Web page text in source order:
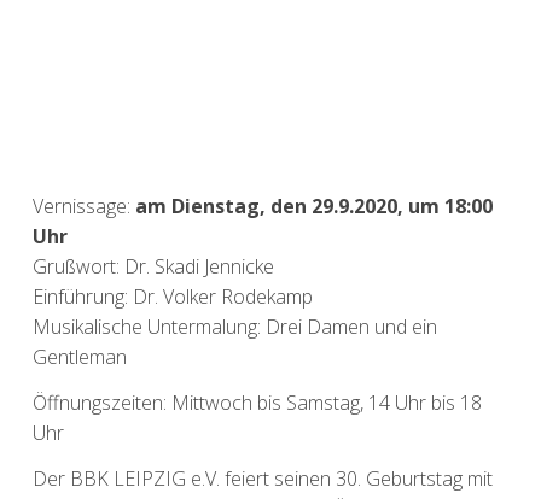
Vernissage: am Dienstag, den 29.9.2020, um 18:00
Uhr
Grußwort: Dr. Skadi Jennicke
Einführung: Dr. Volker Rodekamp
Musikalische Untermalung: Drei Damen und ein
Gentleman
Öffnungszeiten: Mittwoch bis Samstag, 14 Uhr bis 18
Uhr
Der BBK LEIPZIG e.V. feiert seinen 30. Geburtstag mit